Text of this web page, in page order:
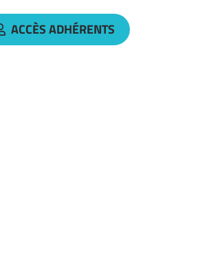
ACCÈS ADHÉRENTS